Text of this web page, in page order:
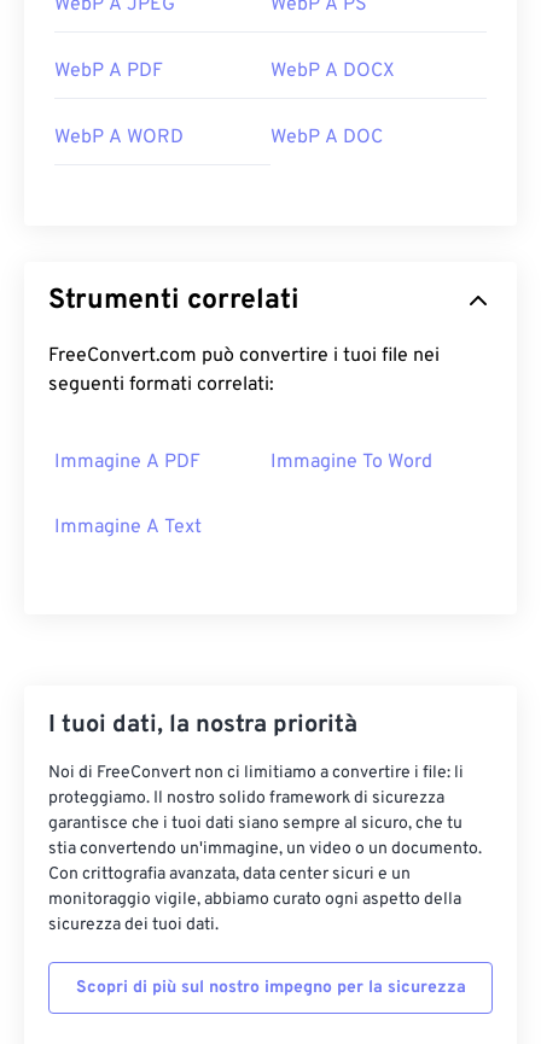
WebP A JPEG WebP A PS
WebP A PDF WebP A DOCX
WebP A WORD WebP A DOC
Strumenti correlati
FreeConvert.com può convertire i tuoi file nei
seguenti formati correlati:
Immagine A PDF Immagine To Word
Immagine A Text
I tuoi dati, la nostra priorità
Noi di FreeConvert non ci limitiamo a convertire i file: li
proteggiamo. Il nostro solido framework di sicurezza
garantisce che i tuoi dati siano sempre al sicuro, che tu
stia convertendo un'immagine, un video o un documento.
Con crittografia avanzata, data center sicuri e un
monitoraggio vigile, abbiamo curato ogni aspetto della
sicurezza dei tuoi dati.
Scopri di più sul nostro impegno per la sicurezza